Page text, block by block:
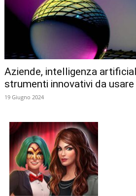
Aziende, intelligenza
strumenti innovativi da usare
19 Giugno 2024